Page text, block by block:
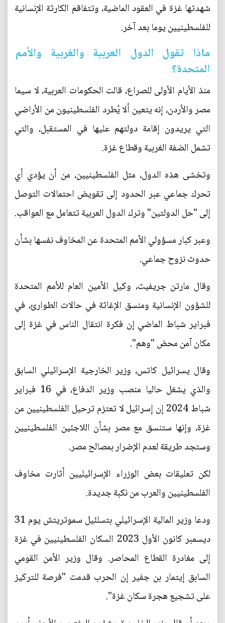
شهدتها غزة في العقود الماضية، وتتفاقم الكارثة الإنسانية
للفلسطينيين يوما بعد آخر.
ماذا تقول الدول العربية والغربية والأمم
المتحدة؟
منذ الأيام الأولى للصراع، قالت الحكومات العربية، لا سيما
مصر والأردن، إنه يتعين ألا يُطرد الفلسطينيون من الأراضي
التي يريدون إقامة دولتهم عليها في المستقبل، والتي
تشمل الضفة الغربية وقطاع غزة.
وتخشى هذه الدول، مثل الفلسطينيين، من أن يؤدي أي
تحرك جماعي عبر الحدود إلى تقويض احتمالات التوصل
إلى "حل الدولتين" وترك الدول العربية تتعامل مع العواقب.
وعبر كبار مسؤولي الأمم المتحدة عن المخاوف نفسها بشأن
حدوث نزوح جماعي.
وقال مارتن جريفيث، وكيل الأمين العام للأمم المتحدة
للشؤون الإنسانية ومنسق الإغاثة في حالات الطوارئ، في
فبراير شباط الماضي إن فكرة انتقال الناس في غزة إلى
مكان آمن محض "وهم".
وقال يسرائيل كاتس، وزير الخارجية الإسرائيلي السابق
والذي يشغل حاليا منصب وزير الدفاع، في 16 فبراير
شباط 2024 إن إسرائيل لا تعتزم ترحيل الفلسطينيين من
غزة، وإنها ستنسق مع مصر بشأن اللاجئين الفلسطينيين
وستجد طريقة لعدم الإضرار بمصالح مصر.
لكن تعليقات بعض الوزراء الإسرائيليين أثارت مخاوف
الفلسطينيين والعرب من نكبة جديدة.
ودعا وزير المالية الإسرائيلي بتسلئيل سموتريتش يوم 31
ديسمبر كانون الأول 2023 السكان الفلسطينيين في غزة
إلى مغادرة القطاع المحاصر. وقال وزير الأمن القومي
السابق إيتمار بن جفير إن الحرب قدمت "فرصة للتركيز
على تشجيع هجرة سكان غزة".